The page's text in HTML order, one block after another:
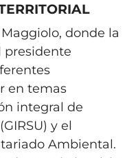
donde la
presidente
en temas
integral de
y el
Ambiental.